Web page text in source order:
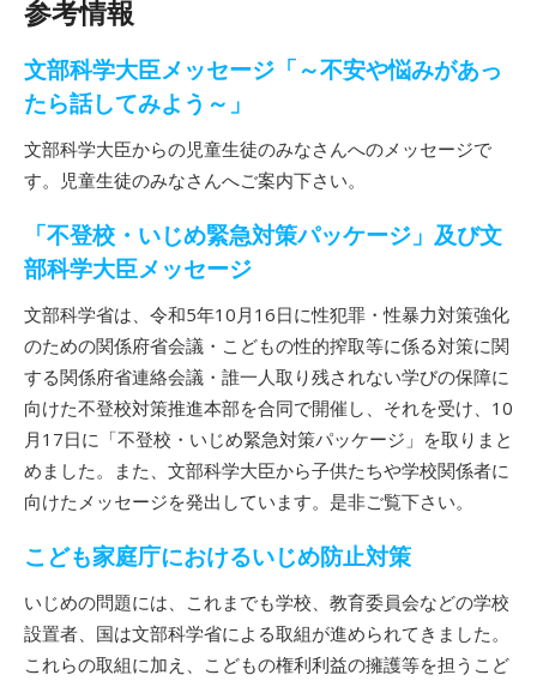
参考情報
文部科学大臣メッセージ「～不安や悩みがあっ
たら話してみよう～」
文部科学大臣からの児童生徒のみなさんへのメッセージで
す。児童生徒のみなさんへご案内下さい。
「不登校・いじめ緊急対策パッケージ」及び文
部科学大臣メッセージ
文部科学省は、令和5年10月16日に性犯罪・性暴力対策強化
のための関係府省会議・こどもの性的搾取等に係る対策に関
する関係府省連絡会議・誰一人取り残されない学びの保障に
向けた不登校対策推進本部を合同で開催し、それを受け、10
月17日に「不登校・いじめ緊急対策パッケージ」を取りまと
めました。また、文部科学大臣から子供たちや学校関係者に
向けたメッセージを発出しています。是非ご覧下さい。
こども家庭庁におけるいじめ防止対策
いじめの問題には、これまでも学校、教育委員会などの学校
設置者、国は文部科学省による取組が進められてきました。
これらの取組に加え、こどもの権利利益の擁護等を担うこど